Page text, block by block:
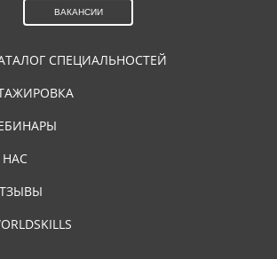
СПЕЦИАЛЬНОСТЕЙ
ВАКАНСИИ